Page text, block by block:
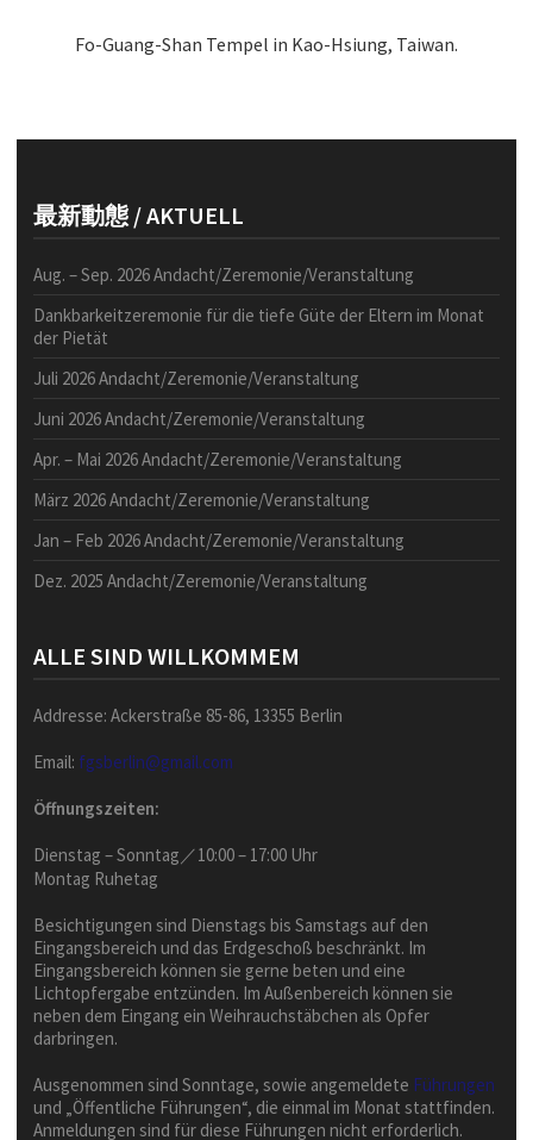
Fo-Guang-Shan Tempel in Kao-Hsiung, Taiwan.
最新動態 / AKTUELL
Aug. – Sep. 2026 Andacht/Zeremonie/Veranstaltung
Dankbarkeitzeremonie für die tiefe Güte der Eltern im Monat
der Pietät
Juli 2026 Andacht/Zeremonie/Veranstaltung
Juni 2026 Andacht/Zeremonie/Veranstaltung
Apr. – Mai 2026 Andacht/Zeremonie/Veranstaltung
März 2026 Andacht/Zeremonie/Veranstaltung
Jan – Feb 2026 Andacht/Zeremonie/Veranstaltung
Dez. 2025 Andacht/Zeremonie/Veranstaltung
ALLE SIND WILLKOMMEM
Addresse: Ackerstraße 85-86, 13355 Berlin
Email: fgsberlin@gmail.com
Öffnungszeiten:
Dienstag – Sonntag／10:00 – 17:00 Uhr
Montag Ruhetag
Besichtigungen sind Dienstags bis Samstags auf den
Eingangsbereich und das Erdgeschoß beschränkt. Im
Eingangsbereich können sie gerne beten und eine
Lichtopfergabe entzünden. Im Außenbereich können sie
neben dem Eingang ein Weihrauchstäbchen als Opfer
darbringen.
Ausgenommen sind Sonntage, sowie angemeldete Führungen
und „Öffentliche Führungen“, die einmal im Monat stattfinden.
Anmeldungen sind für diese Führungen nicht erforderlich.